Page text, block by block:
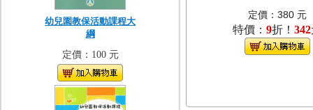
幼兒園教保活動課程大
綱
定價：100 元
定價：380 元
特價： 9折！ 342